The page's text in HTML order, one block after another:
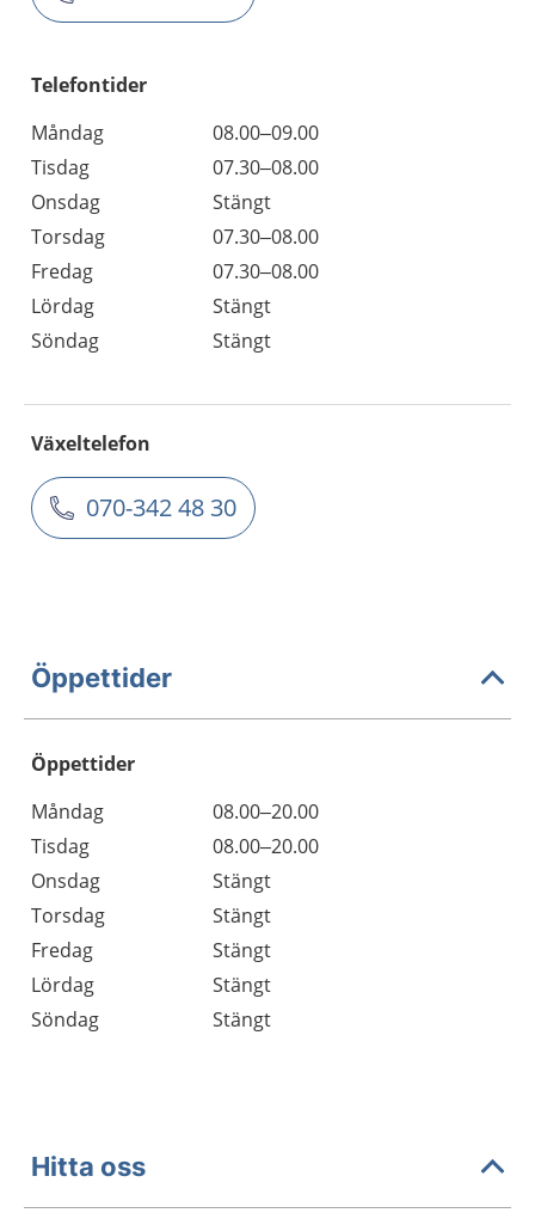
Telefontider
Måndag
08.00–09.00
Tisdag
07.30–08.00
Onsdag
Stängt
Torsdag
07.30–08.00
Fredag
07.30–08.00
Lördag
Stängt
Söndag
Stängt
Växeltelefon
070-342 48 30
Öppettider
Öppettider
Dag
Öppettider
Kommentarer
Måndag
08.00–20.00
Tisdag
08.00–20.00
Onsdag
Stängt
Torsdag
Stängt
Fredag
Stängt
Lördag
Stängt
Söndag
Stängt
Hitta oss